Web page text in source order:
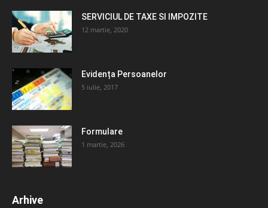
SERVICIUL DE TAXE SI IMPOZITE
12 martie, 2020
Evidența Persoanelor
5 iulie, 2017
Formulare
1 martie, 2026
Arhive